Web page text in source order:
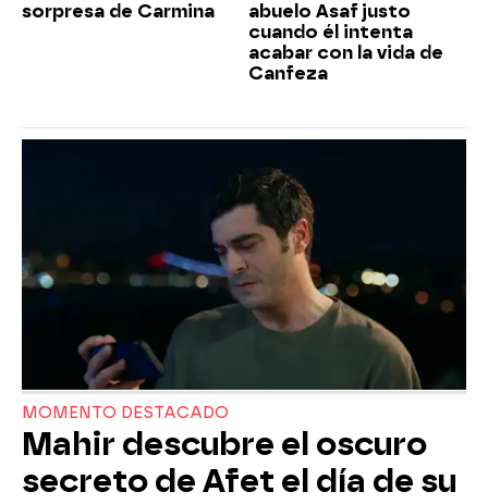
sorpresa de Carmina
abuelo Asaf justo
cuando él intenta
acabar con la vida de
Canfeza
MOMENTO DESTACADO
Mahir descubre el oscuro
secreto de Afet el día de su